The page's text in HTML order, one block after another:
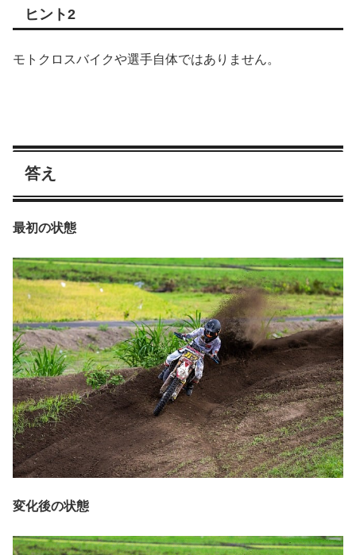
ヒント2
モトクロスバイクや選手自体ではありません。
答え
最初の状態
変化後の状態